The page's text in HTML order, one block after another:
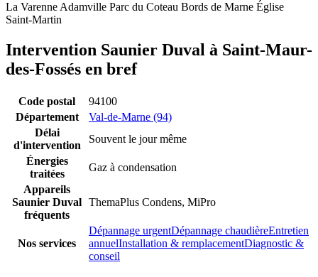
La VarenneAdamville Parc du Coteau Bords de Marne Église
Saint-Martin
Intervention Saunier Duval à Saint-Maur-
des-Fossés en bref
Code postal
94100
Département
Val-de-Marne (94)
Délai
d'intervention
Souvent le jour même
Énergies
traitées
Gaz à condensation
Appareils
Saunier Duval
fréquents
ThemaPlus Condens, MiPro
Nos services
Dépannage urgentDépannage chaudièreEntretien
annuelInstallation & remplacementDiagnostic &
conseil